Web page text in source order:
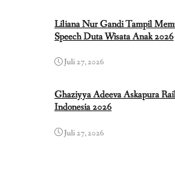
Liliana Nur Gandi Tampil
Speech Duta Wisata Anak 2026
Juli 27, 2026
Ghaziyya Adeeva Askapura
Indonesia 2026
Juli 27, 2026